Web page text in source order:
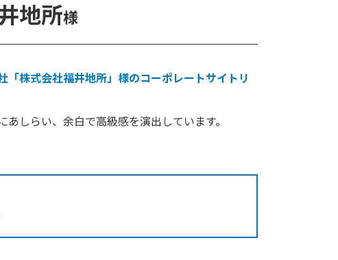
地所様
「株式会社福井地所」様のコーポレートサイトリ
あしらい、余白で高級感を演出しています。